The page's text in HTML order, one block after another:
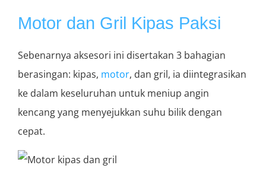
Motor dan Gril Kipas Paksi
Sebenarnya aksesori ini disertakan 3 bahagian
berasingan: kipas, motor, dan gril, ia diintegrasikan
ke dalam keseluruhan untuk meniup angin
kencang yang menyejukkan suhu bilik dengan
cepat.